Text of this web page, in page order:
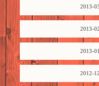
2013-
2013-
2013-
2012-